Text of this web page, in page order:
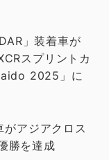
」装着車が
スプリントカ
2025」に
アジアクロス
勝を達成